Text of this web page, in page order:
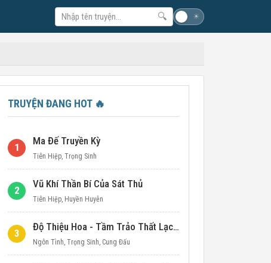
🔍 ☀
TRUYỆN ĐANG HOT 🔥
1
Ma Đế Truyền Kỳ
Tiên Hiệp, Trọng Sinh
2
Vũ Khí Thần Bí Của Sát Thủ
Tiên Hiệp, Huyền Huyễn
3
Độ Thiệu Hoa - Tầm Trảo Thất Lạc Đích Ái Tình
Ngôn Tình, Trọng Sinh, Cung Đấu